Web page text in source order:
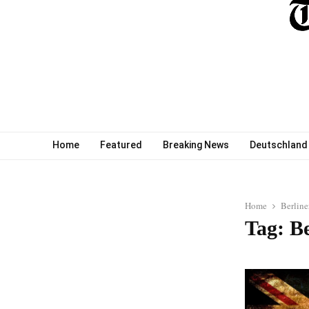
Home Featured Breaking News Deutschland
Home
Tag: